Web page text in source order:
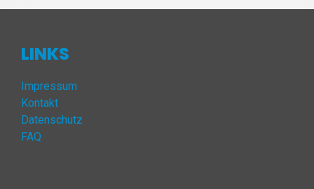
LINKS
Impressum
Kontakt
Datenschutz
FAQ